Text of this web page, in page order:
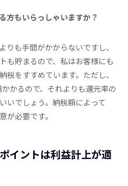
方もいらっしゃいますか？
りも手間がかからないですし、
も貯まるので、私はお客様にも
税をすすめています。ただし、
かるので、それよりも還元率の
いでしょう。納税額によって
が必要です。
イントは利益計上が適